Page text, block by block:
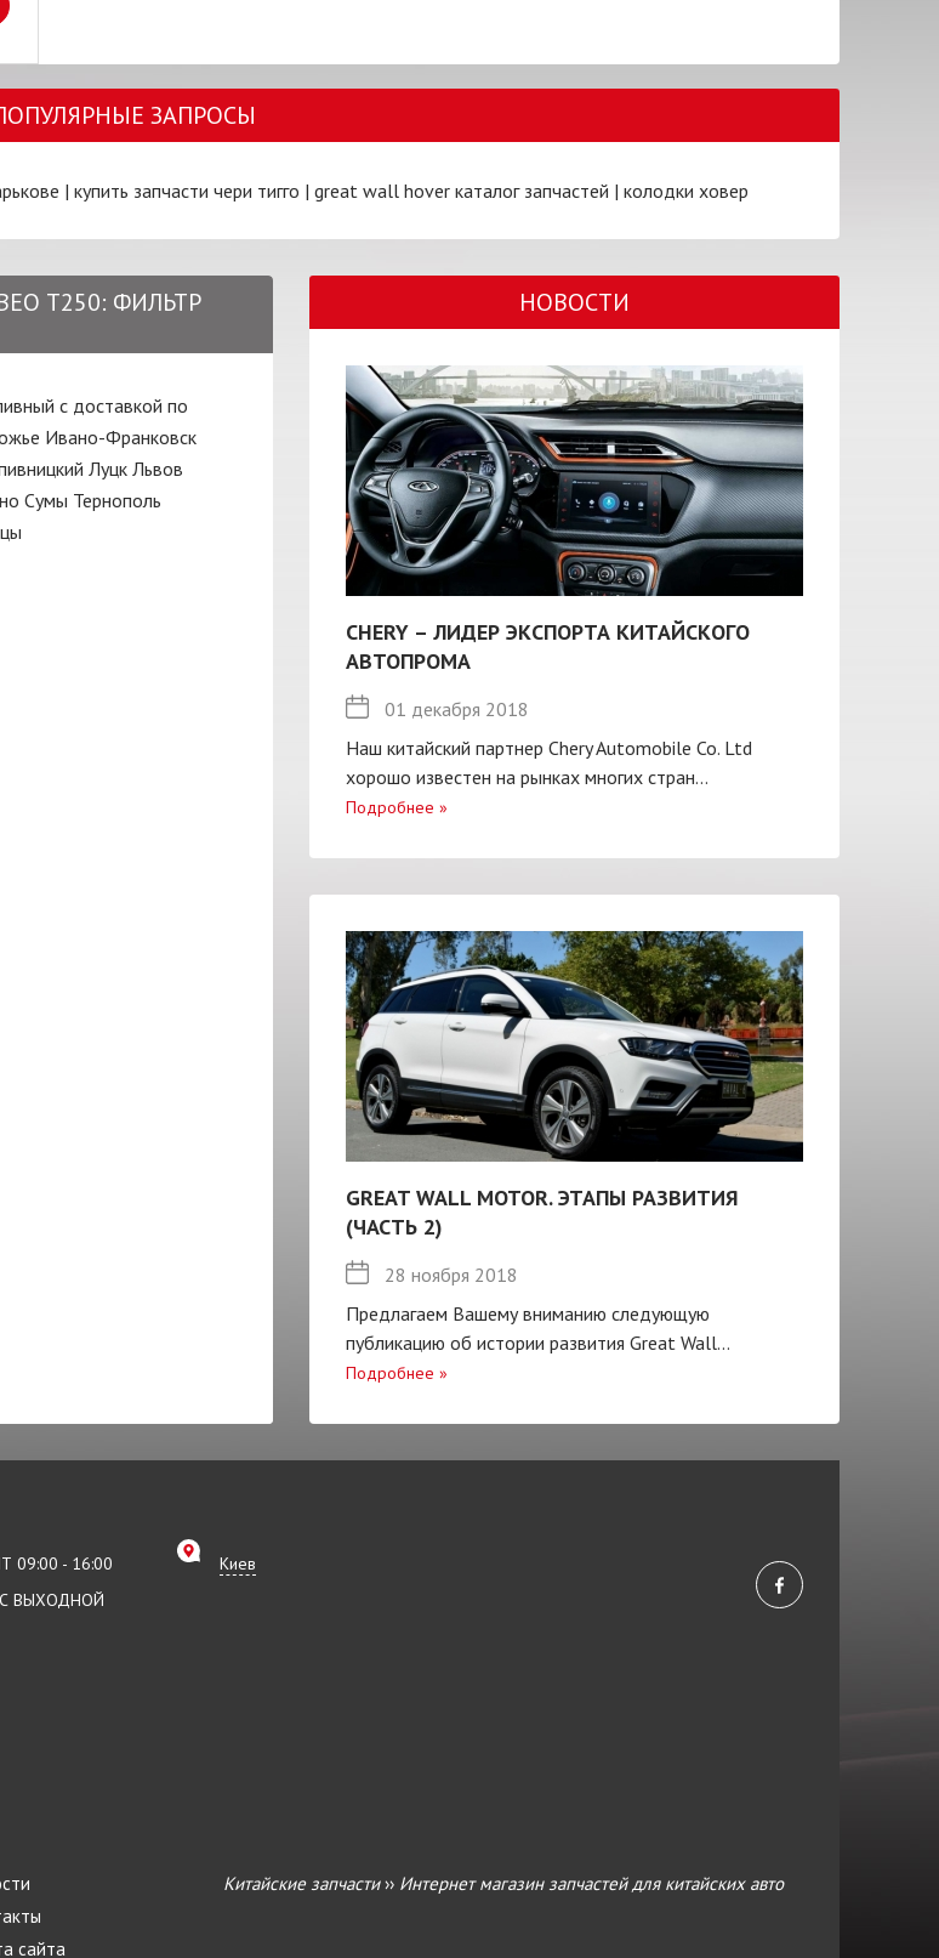
ЗАПРОСЫ
| купить запчасти чери тигго | great wall hover каталог запчастей | колодки ховер
Т250: ФИЛЬТР
с доставкой по
Ивано-Франковск
Луцк Львов
Сумы Тернополь
НОВОСТИ
CHERY – ЛИДЕР ЭКСПОРТА КИТАЙСКОГО
АВТОПРОМА
01 декабря 2018
Наш китайский партнер Chery Automobile Co. Ltd
хорошо известен на рынках многих стран...
Подробнее »
GREAT WALL MOTOR. ЭТАПЫ РАЗВИТИЯ
(ЧАСТЬ 2)
28 ноября 2018
Предлагаем Вашему вниманию следующую
публикацию об истории развития Great Wall...
Подробнее »
09:00 - 16:00
ВЫХОДНОЙ
Киев
сайта
Китайские запчасти›› Интернет магазин запчастей для китайских авто